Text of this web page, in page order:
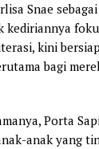
Snae
kediriannya
kini
bagi
Porta
anak yang